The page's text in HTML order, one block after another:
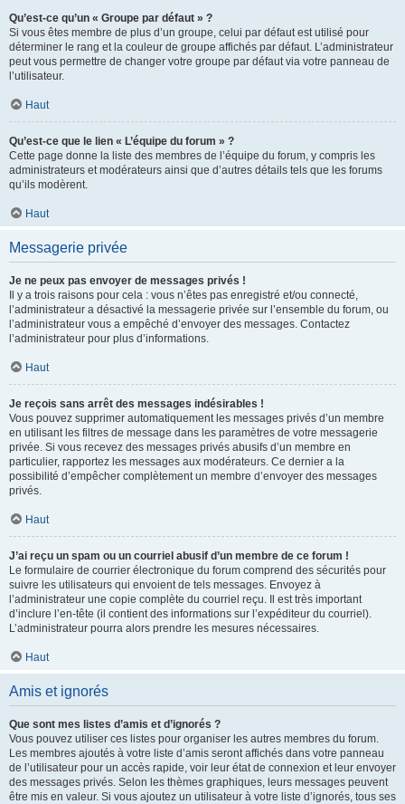
Qu’est-ce qu’un « Groupe par défaut » ?
Si vous êtes membre de plus d’un groupe, celui par défaut est utilisé pour
déterminer le rang et la couleur de groupe affichés par défaut. L’administrateur
peut vous permettre de changer votre groupe par défaut via votre panneau de
l’utilisateur.
Haut
Qu’est-ce que le lien « L’équipe du forum » ?
Cette page donne la liste des membres de l’équipe du forum, y compris les
administrateurs et modérateurs ainsi que d’autres détails tels que les forums
qu’ils modèrent.
Haut
Messagerie privée
Je ne peux pas envoyer de messages privés !
Il y a trois raisons pour cela : vous n’êtes pas enregistré et/ou connecté,
l’administrateur a désactivé la messagerie privée sur l’ensemble du forum, ou
l’administrateur vous a empêché d’envoyer des messages. Contactez
l’administrateur pour plus d’informations.
Haut
Je reçois sans arrêt des messages indésirables !
Vous pouvez supprimer automatiquement les messages privés d’un membre
en utilisant les filtres de message dans les paramètres de votre messagerie
privée. Si vous recevez des messages privés abusifs d’un membre en
particulier, rapportez les messages aux modérateurs. Ce dernier a la
possibilité d’empêcher complètement un membre d’envoyer des messages
privés.
Haut
J’ai reçu un spam ou un courriel abusif d’un membre de ce forum !
Le formulaire de courrier électronique du forum comprend des sécurités pour
suivre les utilisateurs qui envoient de tels messages. Envoyez à
l’administrateur une copie complète du courriel reçu. Il est très important
d’inclure l’en-tête (il contient des informations sur l’expéditeur du courriel).
L’administrateur pourra alors prendre les mesures nécessaires.
Haut
Amis et ignorés
Que sont mes listes d’amis et d’ignorés ?
Vous pouvez utiliser ces listes pour organiser les autres membres du forum.
Les membres ajoutés à votre liste d’amis seront affichés dans votre panneau
de l’utilisateur pour un accès rapide, voir leur état de connexion et leur envoyer
des messages privés. Selon les thèmes graphiques, leurs messages peuvent
être mis en valeur. Si vous ajoutez un utilisateur à votre liste d’ignorés, tous ses